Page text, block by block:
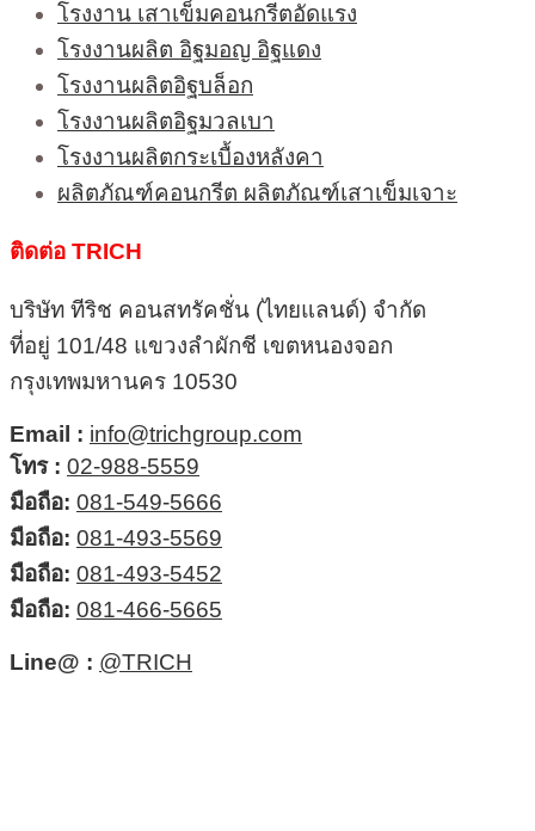
โรงงาน เสาเข็มคอนกรีตอัดแรง
โรงงานผลิต อิฐมอญ อิฐแดง
โรงงานผลิตอิฐบล็อก
โรงงานผลิตอิฐมวลเบา
โรงงานผลิตกระเบื้องหลังคา
ผลิตภัณฑ์คอนกรีต ผลิตภัณฑ์เสาเข็มเจาะ
ติดต่อ TRICH
บริษัท ทีริช คอนสทรัคชั่น (ไทยแลนด์) จำกัด
ที่อยู่ 101/48 แขวงลำผักชี เขตหนองจอก
กรุงเทพมหานคร 10530
Email : info@trichgroup.com
โทร : 02-988-5559
มือถือ: 081-549-5666
มือถือ: 081-493-5569
มือถือ: 081-493-5452
มือถือ: 081-466-5665
Line@ : @TRICH